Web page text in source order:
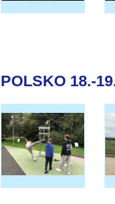
POLSKO 18.-